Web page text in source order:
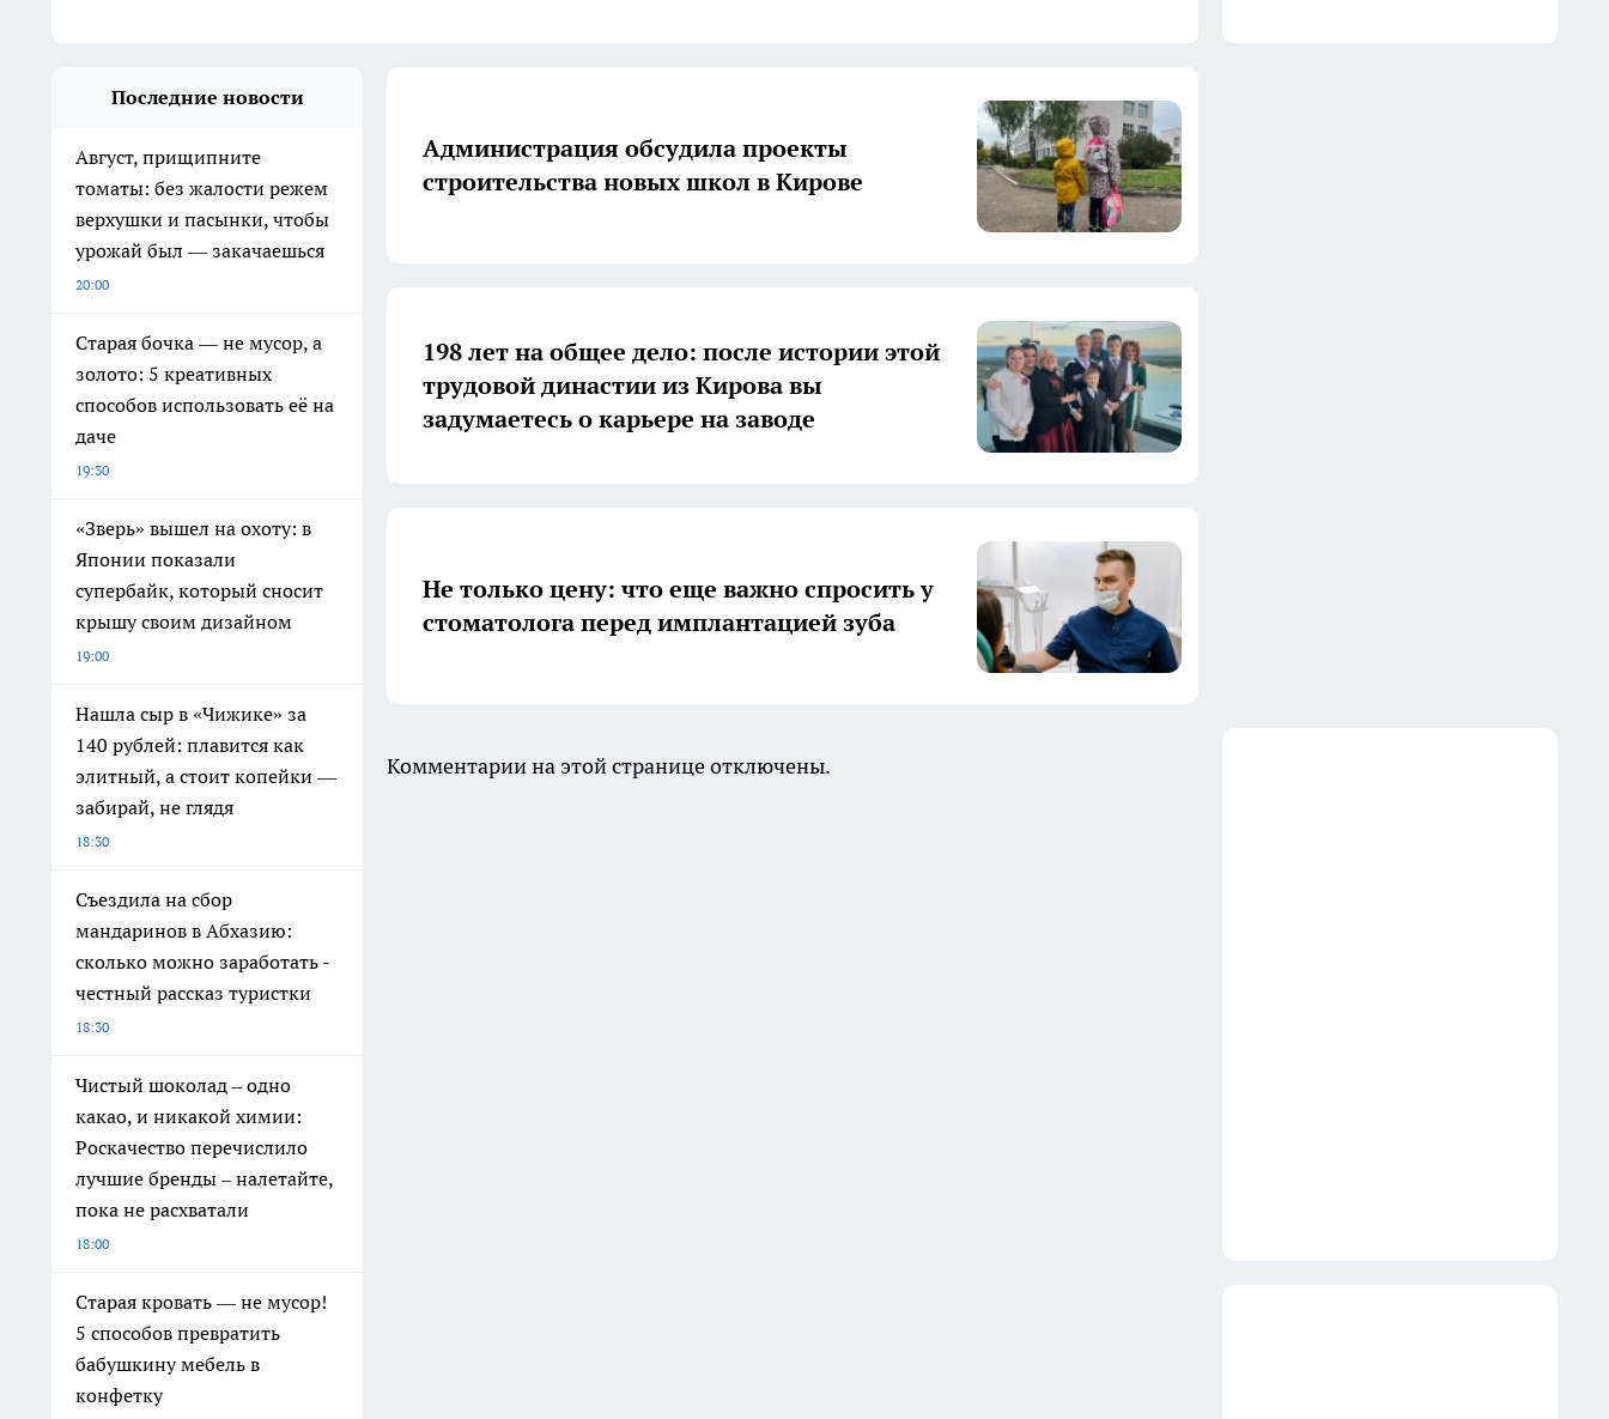
Последние новости
Август, прищипните
томаты: без жалости режем
верхушки и пасынки, чтобы
урожай был — закачаешься
20:00
Старая бочка — не мусор, а
золото: 5 креативных
способов использовать её на
даче
19:30
«Зверь» вышел на охоту: в
Японии показали
супербайк, который сносит
крышу своим дизайном
19:00
Нашла сыр в «Чижике» за
140 рублей: плавится как
элитный, а стоит копейки —
забирай, не глядя
18:30
Съездила на сбор
мандаринов в Абхазию:
сколько можно заработать -
честный рассказ туристки
18:30
Чистый шоколад – одно
какао, и никакой химии:
Роскачество перечислило
лучшие бренды – налетайте,
пока не расхватали
18:00
Старая кровать — не мусор!
5 способов превратить
бабушкину мебель в
конфетку
Администрация обсудила проекты
строительства новых школ в Кирове
198 лет на общее дело: после истории этой
трудовой династии из Кирова вы
задумаетесь о карьере на заводе
Не только цену: что еще важно спросить у
стоматолога перед имплантацией зуба
Комментарии на этой странице отключены.